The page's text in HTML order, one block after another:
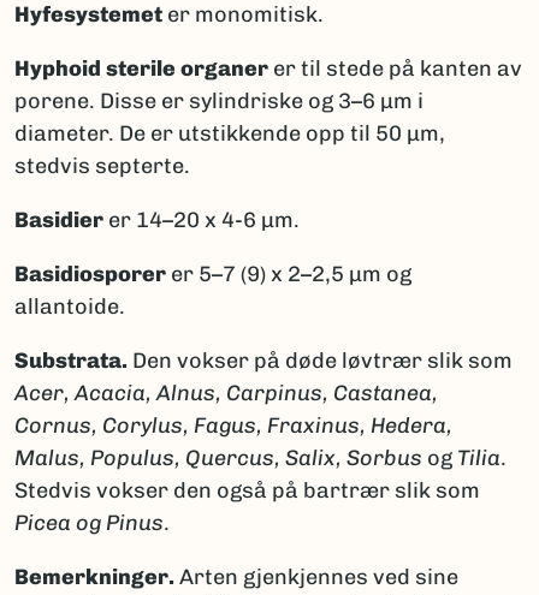
Hyfesystemet er monomitisk.
Hyphoid sterile organer er til stede på kanten av
porene. Disse er sylindriske og 3–6 μm i
diameter. De er utstikkende opp til 50 μm,
stedvis septerte.
Basidier er 14–20 x 4‑6 μm.
Basidiosporer er 5–7 (9) x 2–2,5 μm og
allantoide.
Substrata. Den vokser på døde løvtrær slik som
Acer, Acacia, Alnus, Carpinus, Castanea,
Cornus, Corylus, Fagus, Fraxinus, Hedera,
Malus, Populus, Quercus, Salix, Sorbus og Tilia.
Stedvis vokser den også på bartrær slik som
Picea og Pinus.
Bemerkninger. Arten gjenkjennes ved sine